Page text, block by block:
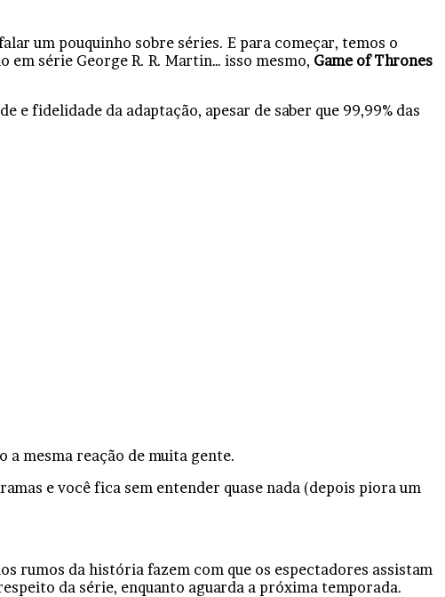
um pouquinho sobre séries. E para começar, temos o
em série George R. R. Martin… isso mesmo, Game of Thrones
e fidelidade da adaptação, apesar de saber que 99,99% das
a mesma reação de muita gente.
e você fica sem entender quase nada (depois piora um
rumos da história fazem com que os espectadores assistam
da série, enquanto aguarda a próxima temporada.